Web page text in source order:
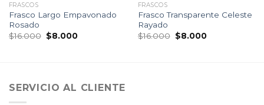
FRASCOS
Frasco Largo Empavonado
Rosado
$16.000 El
precio
$8.000El
FRASCOS
Frasco Transparente Celeste
Rayado
$16.000 El
precio
$8.000El
SERVICIO AL CLIENTE